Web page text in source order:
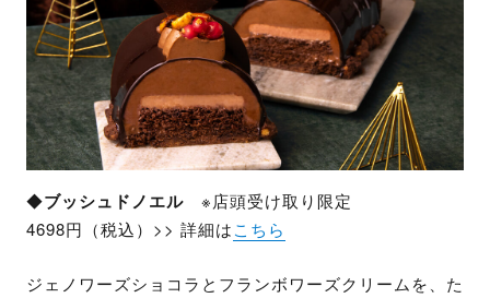
◆ブッシュドノエル ※店頭受け取り限定
4698円（税込）>> 詳細はこちら
ジェノワーズショコラとフランボワーズクリームを、た